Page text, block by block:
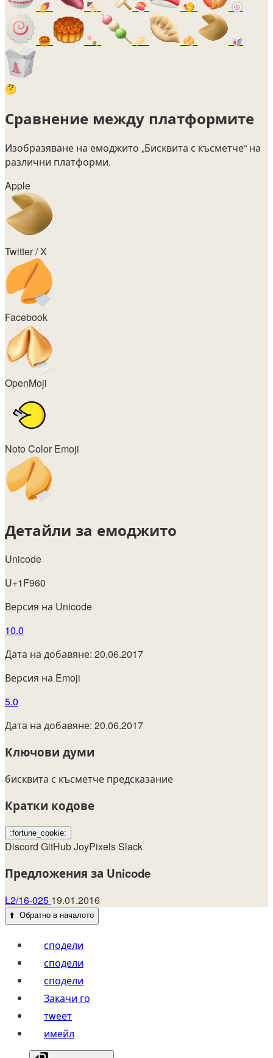
🍠 🍢 🍣 🍤 🍥
🥮 🍡 🥟 🥠 🥡
🤔
Сравнение между платформите
Изобразяване на емоджито „Бисквита с късметче“ на
различни платформи.
Apple
Twitter / X
Facebook
OpenMoji
Noto Color Emoji
Детайли за емоджито
Unicode
U+1F960
Версия на Unicode
10.0
Дата на добавяне: 20.06.2017
Версия на Emoji
5.0
Дата на добавяне: 20.06.2017
Ключови думи
бисквита с късметче предсказание
Кратки кодове
:fortune_cookie:
Discord GitHubJoyPixelsSlack
Предложения за Unicode
L2/16-025 19.01.2016
⬆️ Обратно в началото
сподели
сподели
сподели
Закачи го
тwеет
имейл